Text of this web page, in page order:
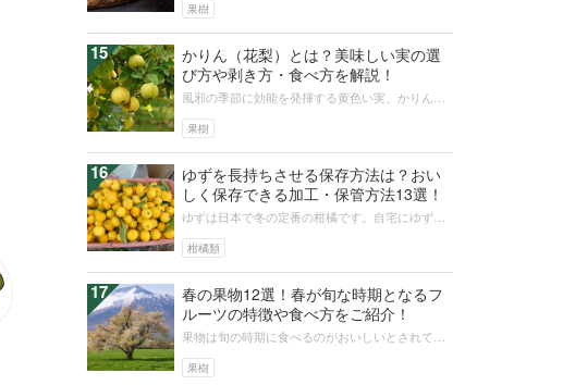
果樹
議な果実、タマリロの特徴や食べ方を...
15
果樹
かりん（花梨）とは？美味しい実の選
び方や剥き方・食べ方を解説！
風邪の季節に効能を発揮する黄色い実、かりんの
いません。果物としての特徴、選び方...
16
柑橘類
ゆずを長持ちさせる保存方法は？おい
しく保存できる加工・保管方法13選！
ゆずは日本で冬の定番の柑橘です。自宅にゆずの
困ったことはありませんか？今回はゆ...
17
果樹
春の果物12選！春が旬な時期となるフ
ルーツの特徴や食べ方をご紹介！
果物は旬の時期に食べるのがおいしいとされてい
あるのでしょうか。なかには、この時...